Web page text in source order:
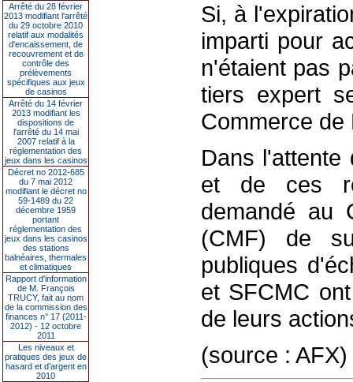
Arrêté du 28 février
2013 modifiant l'arrêté
du 29 octobre 2010
relatif aux modalités
d'encaissement, de
recouvrement et de
contrôle des
prélèvements
spécifiques aux jeux
de casinos
Arrêté du 14 février
2013 modifiant les
dispositions de
l'arrêté du 14 mai
2007 relatif à la
réglementation des
jeux dans les casinos
Décret no 2012-685
du 7 mai 2012
modifiant le décret no
59-1489 du 22
décembre 1959
portant
réglementation des
jeux dans les casinos
des stations
balnéaires, thermales
et climatiques
Rapport d'information
de M. François
TRUCY, fait au nom
de la commission des
finances n° 17 (2011-
2012) - 12 octobre
2011
Les niveaux et
pratiques des jeux de
hasard et d’argent en
2010
Si, à
imparti pour
n'étaient pas
tiers expert
Commerce de
Dans l'attente
et de ces
demandé au
(CMF) de
publiques
et SFCMC
de leurs
(source : AFX)